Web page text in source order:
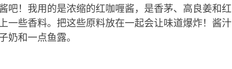
吧！我用的是浓缩的红咖喱酱，是香茅、高良姜和红
一些香料。把这些原料放在一起会让味道爆炸！酱汁
奶和一点鱼露。